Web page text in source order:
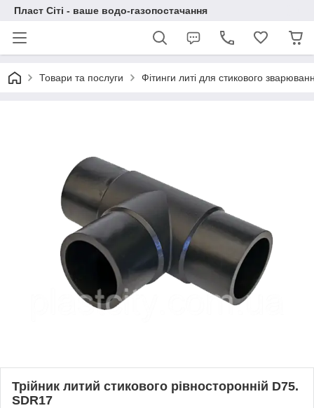
Пласт Сіті - ваше водо-газопостачання
Товари та послуги Фітинги литі для стикового
Трійник литий стикового рівносторонній D75.
SDR17